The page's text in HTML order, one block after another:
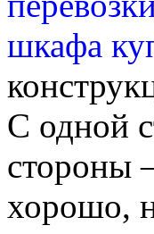
С одной
стороны
хорошо,